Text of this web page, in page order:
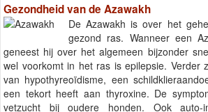
Gezondheid van de Azawakh
De Azawakh is over het
gezond ras. Wanneer een
geneest hij over het algemeen bijzonder
wel voorkomt in het ras is epilepsie. Verder
van hypothyreoïdisme, een
een tekort heeft aan thyroxine. De
vetzucht bij oudere honden. Ook auto-